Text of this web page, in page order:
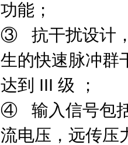
功能；
③ 抗干扰设计
生的快速脉冲群
达到 III 级 ；
④ 输入信号包
流电压，远传压